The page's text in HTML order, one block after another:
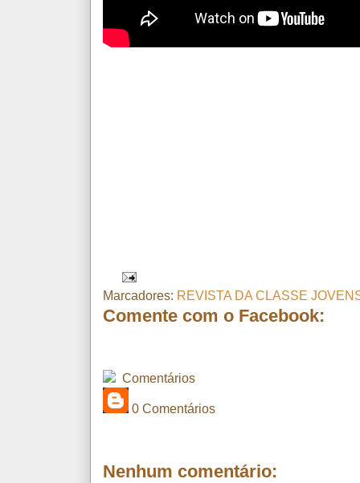
Marcadores: REVISTA DA CLASSE
Comente com o Facebook:
Comentários
0 Comentários
Nenhum comentário: